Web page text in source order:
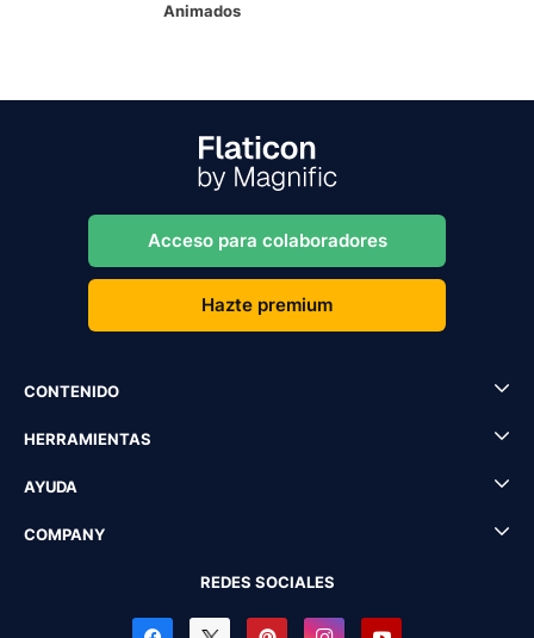
Animados
Acceso para colaboradores
Hazte premium
CONTENIDO
HERRAMIENTAS
AYUDA
COMPANY
REDES SOCIALES